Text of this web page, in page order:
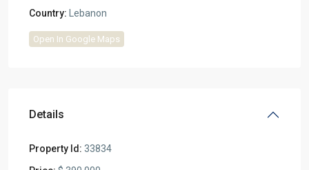
Country: Lebanon
Open In Google Maps
Details
Property Id: 33834